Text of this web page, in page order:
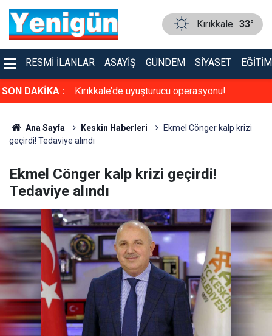
Kırıkkale 33°
RESMI İLANLAR ASAYIŞ GÜNDEM SIYASET EĞITIM
SON DAKİKA :
sinema keyfi Kırıkkale’de uyuşturucu operasyonu!
Ana Sayfa Keskin Haberleri
Ekmel Cönger kalp krizi
geçirdi! Tedaviye alındı
Ekmel Cönger kalp krizi geçirdi!
Tedaviye alındı